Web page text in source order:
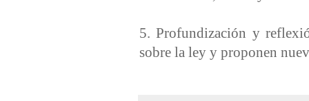
5. Profundización y
sobre la ley y proponen